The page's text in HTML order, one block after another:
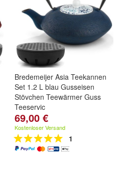
Bredemeijer Asia Teekannen
Set 1.2 L blau Gusseisen
Stövchen Teewärmer Guss
Teeservic
69,00 €
Kostenloser Versand
1